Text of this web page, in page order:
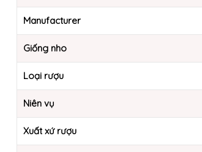
Manufacturer
Giống nho
Loại rượu
Niên vụ
Xuất xứ rượu